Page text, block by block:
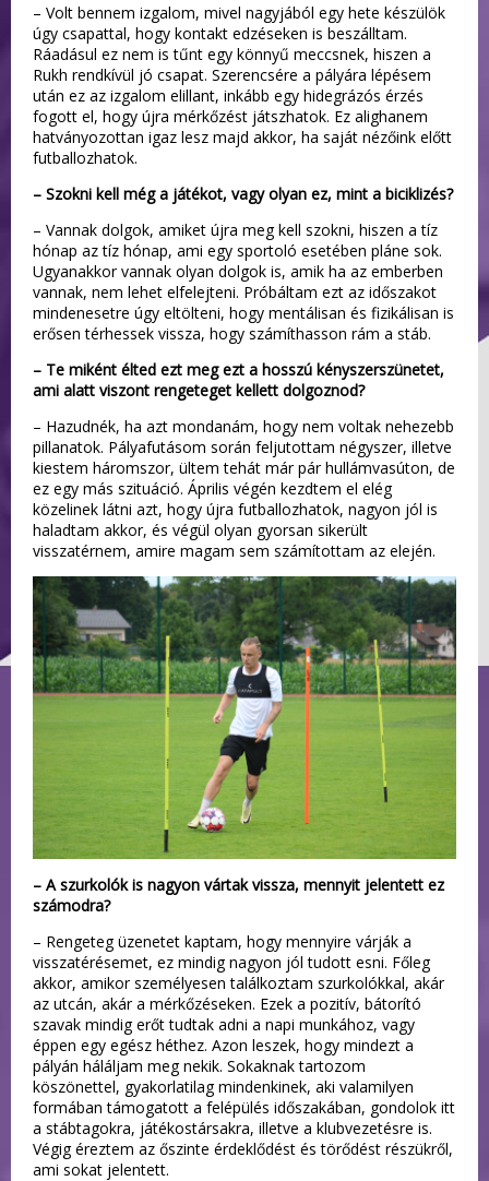
– Volt bennem izgalom, mivel nagyjából egy hete készülök
úgy csapattal, hogy kontakt edzéseken is beszálltam.
Ráadásul ez nem is tűnt egy könnyű meccsnek, hiszen a
Rukh rendkívül jó csapat. Szerencsére a pályára lépésem
után ez az izgalom elillant, inkább egy hidegrázós érzés
fogott el, hogy újra mérkőzést játszhatok. Ez alighanem
hatványozottan igaz lesz majd akkor, ha saját nézőink előtt
futballozhatok.
– Szokni kell még a játékot, vagy olyan ez, mint a biciklizés?
– Vannak dolgok, amiket újra meg kell szokni, hiszen a tíz
hónap az tíz hónap, ami egy sportoló esetében pláne sok.
Ugyanakkor vannak olyan dolgok is, amik ha az emberben
vannak, nem lehet elfelejteni. Próbáltam ezt az időszakot
mindenesetre úgy eltölteni, hogy mentálisan és fizikálisan is
erősen térhessek vissza, hogy számíthasson rám a stáb.
– Te miként élted ezt meg ezt a hosszú kényszerszünetet,
ami alatt viszont rengeteget kellett dolgoznod?
– Hazudnék, ha azt mondanám, hogy nem voltak nehezebb
pillanatok. Pályafutásom során feljutottam négyszer, illetve
kiestem háromszor, ültem tehát már pár hullámvasúton, de
ez egy más szituáció. Április végén kezdtem el elég
közelinek látni azt, hogy újra futballozhatok, nagyon jól is
haladtam akkor, és végül olyan gyorsan sikerült
visszatérnem, amire magam sem számítottam az elején.
– A szurkolók is nagyon vártak vissza, mennyit jelentett ez
számodra?
– Rengeteg üzenetet kaptam, hogy mennyire várják a
visszatérésemet, ez mindig nagyon jól tudott esni. Főleg
akkor, amikor személyesen találkoztam szurkolókkal, akár
az utcán, akár a mérkőzéseken. Ezek a pozitív, bátorító
szavak mindig erőt tudtak adni a napi munkához, vagy
éppen egy egész héthez. Azon leszek, hogy mindezt a
pályán háláljam meg nekik. Sokaknak tartozom
köszönettel, gyakorlatilag mindenkinek, aki valamilyen
formában támogatott a felépülés időszakában, gondolok itt
a stábtagokra, játékostársakra, illetve a klubvezetésre is.
Végig éreztem az őszinte érdeklődést és törődést részükről,
ami sokat jelentett.